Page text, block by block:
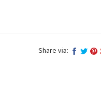
Share via: